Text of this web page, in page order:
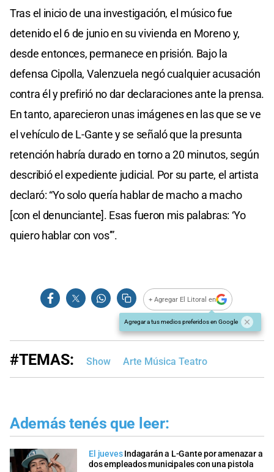
Tras el inicio de una investigación, el músico fue
detenido el 6 de junio en su vivienda en Moreno y,
desde entonces, permanece en prisión. Bajo la
defensa Cipolla, Valenzuela negó cualquier acusación
contra él y prefirió no dar declaraciones ante la prensa.
En tanto, aparecieron unas imágenes en las que se ve
el vehículo de L-Gante y se señaló que la presunta
retención habría durado en torno a 20 minutos, según
describió el expediente judicial. Por su parte, el artista
declaró: “Yo solo quería hablar de macho a macho
[con el denunciante]. Esas fueron mis palabras: ‘Yo
quiero hablar con vos’”.
+ Agregar El Litoral en
Agregar a tus medios preferidos en Google
#TEMAS: Show Arte Música Teatro
Además tenés que leer:
El jueves Indagarán a L-Gante por amenazar a
dos empleados municipales con una pistola